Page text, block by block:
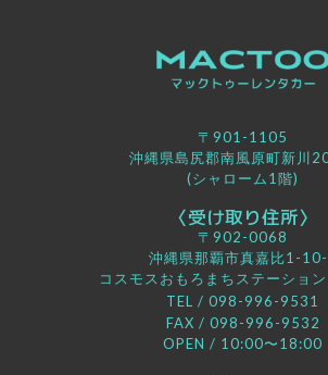
〒901-1105
沖縄県島尻郡南風原町新川
(シャローム1階)
〈受け取り住所〉
〒902-0068
沖縄県那覇市真嘉比1-
コスモスおもろまちステーショ
TEL /098-996-9531
FAX / 098-996-9532
OPEN / 10:00〜18:00